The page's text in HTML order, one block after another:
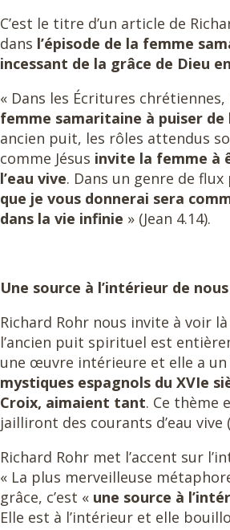
C’est le titre d’un article de
dans l’épisode de la femme
incessant de la grâce de Dieu
« Dans les Écritures
femme samaritaine à puiser de
ancien puit, les rôles attendus
comme Jésus invite la femme à
l’eau vive. Dans un genre de
que je vous donnerai sera
dans la vie infinie » (Jean 4.14).
Une source à l’intérieur de nous
Richard Rohr nous invite à voir
l’ancien puit spirituel est
une œuvre intérieure et elle a
mystiques espagnols du XVIe
Croix, aimaient tant. Ce thème
jailliront des courants d’eau vive
Richard Rohr met l’accent sur
« La plus merveilleuse
grâce, c’est « une source à
Elle est à l’intérieur et elle